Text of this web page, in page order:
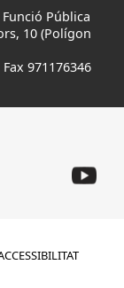
Pública
10 (Polígon
Fax 971176346